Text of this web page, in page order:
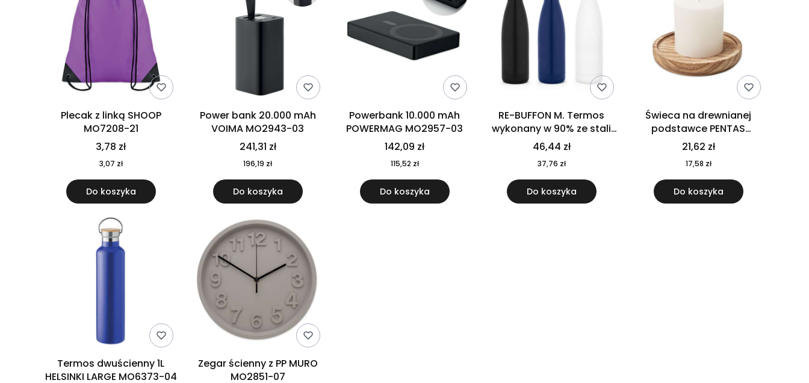
Plecak z linką SHOOP
MO7208-21
3,78 zł
3,07 zł
Do koszyka
Power bank 20.000 mAh
VOIMA MO2943-03
241,31 zł
196,19 zł
Do koszyka
Powerbank 10.000 mAh
POWERMAG MO2957-03
142,09 zł
115,52 zł
Do koszyka
RE-BUFFON M. Termos
wykonany w 90% ze stali
nierdzewnej pochodzącej z
recyklingu 520 ml 94294
46,44 zł
37,76 zł
Do koszyka
Świeca na drewnianej
podstawce PENTAS
MO6282-40
21,62 zł
17,58 zł
Do koszyka
Termos dwuścienny 1L
HELSINKI LARGE MO6373-04
Zegar ścienny z PP MURO
MO2851-07